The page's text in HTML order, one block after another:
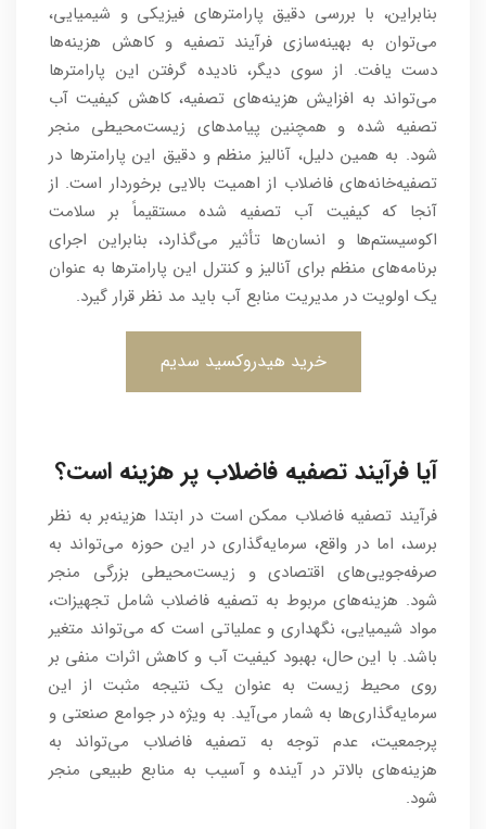
بنابراین، با بررسی دقیق پارامترهای فیزیکی و شیمیایی،
می‌توان به بهینه‌سازی فرآیند تصفیه و کاهش هزینه‌ها
دست یافت. از سوی دیگر، نادیده گرفتن این پارامترها
می‌تواند به افزایش هزینه‌های تصفیه، کاهش کیفیت آب
تصفیه شده و همچنین پیامدهای زیست‌محیطی منجر
شود. به همین دلیل، آنالیز منظم و دقیق این پارامترها در
تصفیه‌خانه‌های فاضلاب از اهمیت بالایی برخوردار است. از
آنجا که کیفیت آب تصفیه شده مستقیماً بر سلامت
اکوسیستم‌ها و انسان‌ها تأثیر می‌گذارد، بنابراین اجرای
برنامه‌های منظم برای آنالیز و کنترل این پارامترها به عنوان
یک اولویت در مدیریت منابع آب باید مد نظر قرار گیرد.
خرید هیدروکسید سدیم
آیا فرآیند تصفیه فاضلاب پر هزینه است؟
فرآیند تصفیه فاضلاب ممکن است در ابتدا هزینه‌بر به نظر
برسد، اما در واقع، سرمایه‌گذاری در این حوزه می‌تواند به
صرفه‌جویی‌های اقتصادی و زیست‌محیطی بزرگی منجر
شود. هزینه‌های مربوط به تصفیه فاضلاب شامل تجهیزات،
مواد شیمیایی، نگهداری و عملیاتی است که می‌تواند متغیر
باشد. با این حال، بهبود کیفیت آب و کاهش اثرات منفی بر
روی محیط زیست به عنوان یک نتیجه مثبت از این
سرمایه‌گذاری‌ها به شمار می‌آید. به ویژه در جوامع صنعتی و
پرجمعیت، عدم توجه به تصفیه فاضلاب می‌تواند به
هزینه‌های بالاتر در آینده و آسیب به منابع طبیعی منجر
شود.